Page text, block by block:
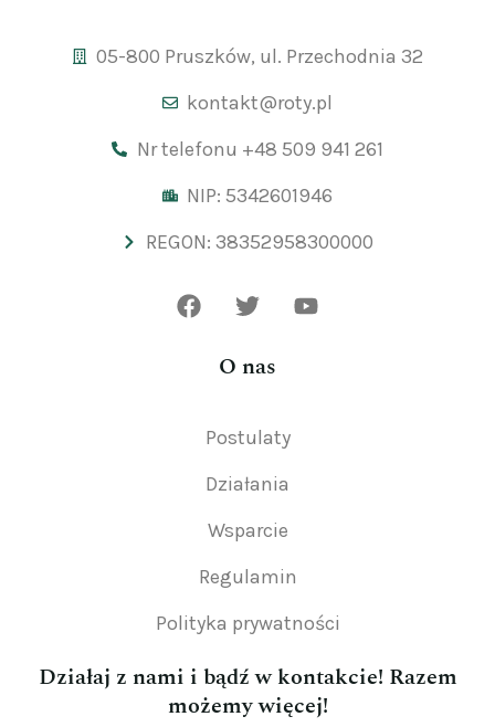
05-800 Pruszków, ul. Przechodnia 32
kontakt@roty.pl
Nr telefonu +48 509 941 261
NIP: 5342601946
REGON: 38352958300000
O nas
Postulaty
Działania
Wsparcie
Regulamin
Polityka prywatności
Działaj z nami i bądź w kontakcie! Razem
możemy więcej!